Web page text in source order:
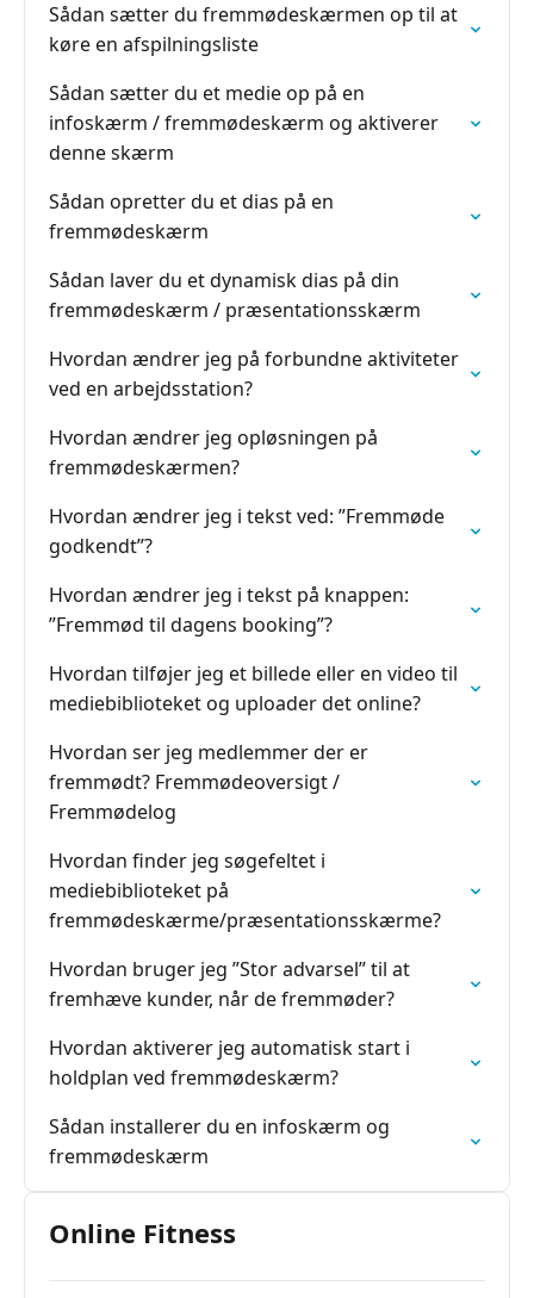
Sådan sætter du fremmødeskærmen op til at
køre en afspilningsliste
Sådan sætter du et medie op på en
infoskærm / fremmødeskærm og aktiverer
denne skærm
Sådan opretter du et dias på en
fremmødeskærm
Sådan laver du et dynamisk dias på din
fremmødeskærm / præsentationsskærm
Hvordan ændrer jeg på forbundne aktiviteter
ved en arbejdsstation?
Hvordan ændrer jeg opløsningen på
fremmødeskærmen?
Hvordan ændrer jeg i tekst ved: ”Fremmøde
godkendt”?
Hvordan ændrer jeg i tekst på knappen:
”Fremmød til dagens booking”?
Hvordan tilføjer jeg et billede eller en video til
mediebiblioteket og uploader det online?
Hvordan ser jeg medlemmer der er
fremmødt? Fremmødeoversigt /
Fremmødelog
Hvordan finder jeg søgefeltet i
mediebiblioteket på
fremmødeskærme/præsentationsskærme?
Hvordan bruger jeg ”Stor advarsel” til at
fremhæve kunder, når de fremmøder?
Hvordan aktiverer jeg automatisk start i
holdplan ved fremmødeskærm?
Sådan installerer du en infoskærm og
fremmødeskærm
Online Fitness